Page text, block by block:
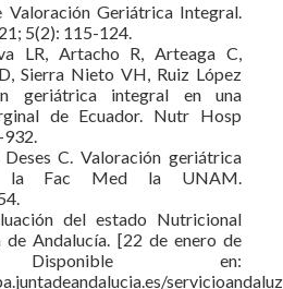
Valoración Geriátrica Integral.
5(2): 115-124.
LR, Artacho R, Arteaga C,
Sierra Nieto VH, Ruiz López
geriátrica integral en una
de Ecuador. Nutr Hosp
C. Valoración geriátrica
la Fac Med la UNAM.
del estado Nutricional
de Andalucía. [22 de enero de
en: